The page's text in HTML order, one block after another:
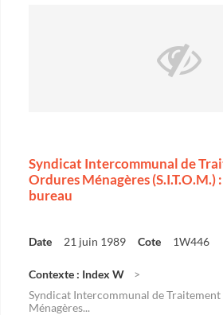
Syndicat Intercommunal de
Ordures Ménagères (S.I.T.O.M.)
bureau
Date 21 juin 1989 Cote 1W446
Contexte : Index W
Syndicat Intercommunal de Traitement
Ménagères...